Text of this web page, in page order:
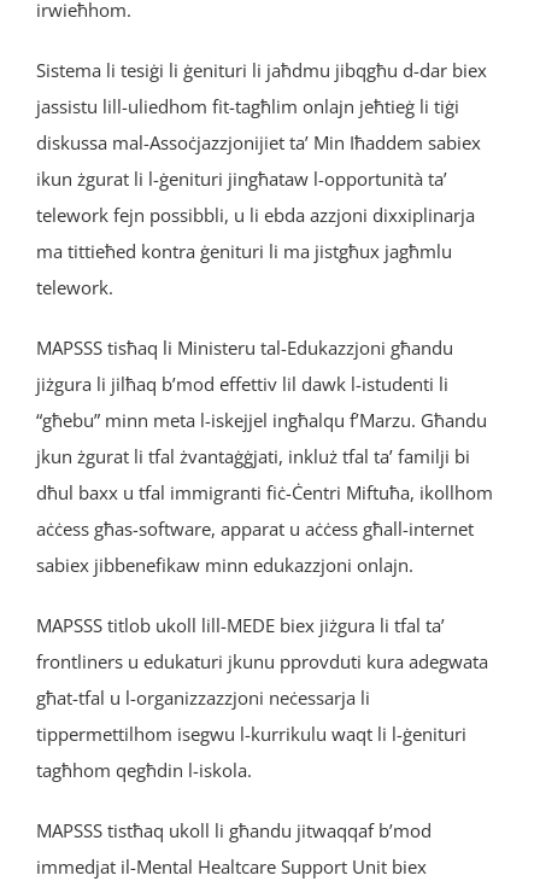
irwieħhom.
Sistema li tesiġi li ġenituri li jaħdmu jibqgħu d-dar biex
jassistu lill-uliedhom fit-tagħlim onlajn jeħtieġ li tiġi
diskussa mal-Assoċjazzjonijiet ta’ Min Iħaddem sabiex
ikun żgurat li l-ġenituri jingħataw l-opportunità ta’
telework fejn possibbli, u li ebda azzjoni dixxiplinarja
ma tittieħed kontra ġenituri li ma jistgħux jagħmlu
telework.
MAPSSS tisħaq li Ministeru tal-Edukazzjoni għandu
jiżgura li jilħaq b’mod effettiv lil dawk l-istudenti li
“għebu” minn meta l-iskejjel ingħalqu f’Marzu. Għandu
jkun żgurat li tfal żvantaġġjati, inkluż tfal ta’ familji bi
dħul baxx u tfal immigranti fiċ-Ċentri Miftuħa, ikollhom
aċċess għas-software, apparat u aċċess għall-internet
sabiex jibbenefikaw minn edukazzjoni onlajn.
MAPSSS titlob ukoll lill-MEDE biex jiżgura li tfal ta’
frontliners u edukaturi jkunu pprovduti kura adegwata
għat-tfal u l-organizzazzjoni neċessarja li
tippermettilhom isegwu l-kurrikulu waqt li l-ġenituri
tagħhom qegħdin l-iskola.
MAPSSS tistħaq ukoll li għandu jitwaqqaf b’mod
immedjat il-Mental Healtcare Support Unit biex